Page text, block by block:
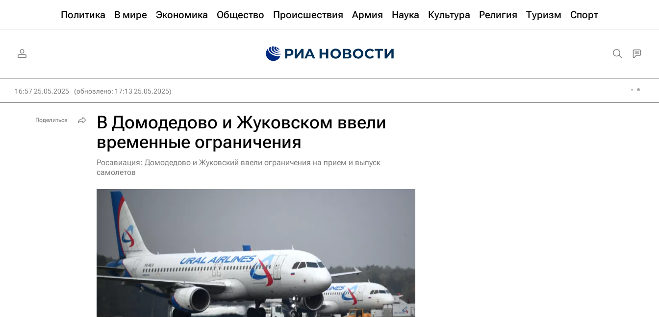
Политика В мире Экономика Общество Происшествия Армия Наука Культура Религия Туризм Спорт
16:57 25.05.2025 (обновлено: 17:13 25.05.2025)
В Домодедово и Жуковском ввели
временные ограничения
Росавиация: Домодедово и Жуковский ввели ограничения на прием и выпуск
самолетов
Поделиться